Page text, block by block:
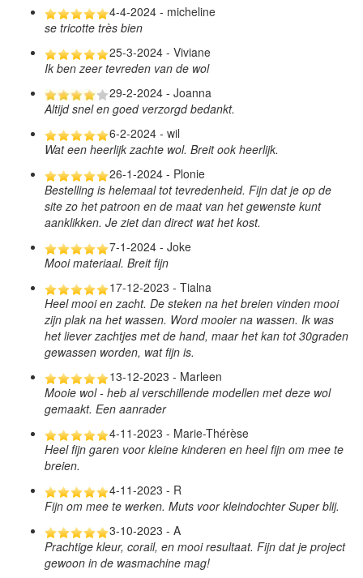
4-4-2024 - micheline
se tricotte très bien
25-3-2024 - Viviane
Ik ben zeer tevreden van de wol
29-2-2024 - Joanna
Altijd snel en goed verzorgd bedankt.
6-2-2024 - wil
Wat een heerlijk zachte wol. Breit ook heerlijk.
26-1-2024 - Plonie
Bestelling is helemaal tot tevredenheid. Fijn dat je op de
site zo het patroon en de maat van het gewenste kunt
aanklikken. Je ziet dan direct wat het kost.
7-1-2024 - Joke
Mooi materiaal. Breit fijn
17-12-2023 - Tialna
Heel mooi en zacht. De steken na het breien vinden mooi
zijn plak na het wassen. Word mooier na wassen. Ik was
het liever zachtjes met de hand, maar het kan tot 30graden
gewassen worden, wat fijn is.
13-12-2023 - Marleen
Mooie wol - heb al verschillende modellen met deze wol
gemaakt. Een aanrader
4-11-2023 - Marie-Thérèse
Heel fijn garen voor kleine kinderen en heel fijn om mee te
breien.
4-11-2023 - R
Fijn om mee te werken. Muts voor kleindochter Super blij.
3-10-2023 - A
Prachtige kleur, corail, en mooi resultaat. Fijn dat je project
gewoon in de wasmachine mag!